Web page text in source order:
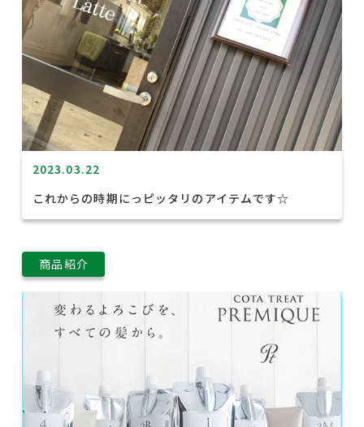
2023.03.22
これからの時期にっピッタリのアイテムです☆
商品紹介